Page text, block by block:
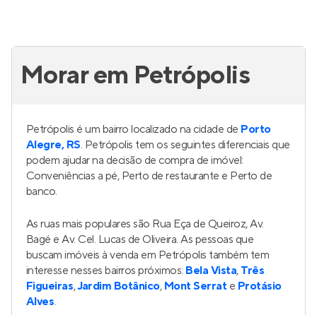
Morar em Petrópolis
Petrópolis é um bairro localizado na cidade dePorto
Alegre, RS
. Petrópolis tem os seguintes diferenciais que
Conveniências a pé, Perto de restaurante e Perto de
banco.
As ruas mais populares são Rua Eça de Queiroz, Av.
Bagé e Av. Cel. Lucas de Oliveira. As pessoas que
buscam imóveis à venda em Petrópolis também tem